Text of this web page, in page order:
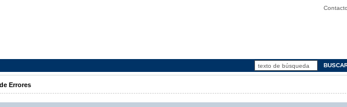
Contacto
Errores